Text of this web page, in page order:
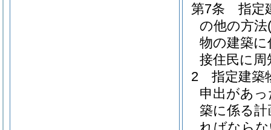
第7条
指定
の他の方法
物の建築
接住民に
2
指定建築
申出があ
築に係る